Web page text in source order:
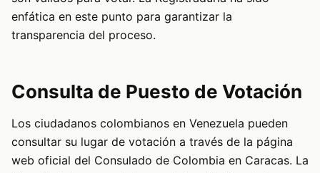
enfática en este punto para garantizar la
transparencia del proceso.
Consulta de Puesto de Votación
Los ciudadanos colombianos en Venezuela pueden
consultar su lugar de votación a través de la página
web oficial del Consulado de Colombia en Caracas. La